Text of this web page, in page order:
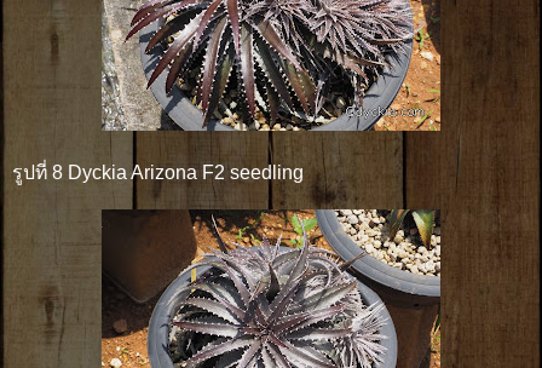
รูปที่ 8 Dyckia Arizona F2 seedling